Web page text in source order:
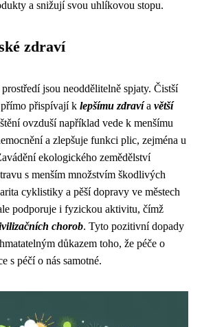
a snižují svou uhlíkovou stopu.
zdraví
jsou neoddělitelně spjaty. Čistší
přispívají k lepšímu zdravía větší
ovzduší například vede k menšímu
a zlepšuje funkci plic, zejména u
ekologického zemědělství
s menším množstvím škodlivých
cyklistiky a pěší dopravy ve městech
podporuje i fyzickou aktivitu, čímž
chorob. Tyto pozitivní dopady
důkazem toho, že péče o
s péčí o nás samotné.